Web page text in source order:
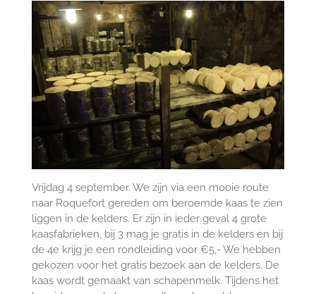
Vrijdag 4 september. We zijn via een mooie route
naar Roquefort gereden om beroemde kaas te zien
liggen in de kelders. Er zijn in ieder geval 4 grote
kaasfabrieken, bij 3 mag je gratis in de kelders en bij
de 4e krijg je een rondleiding voor €5,- We hebben
gekozen voor het gratis bezoek aan de kelders. De
kaas wordt gemaakt van schapenmelk. Tijdens het